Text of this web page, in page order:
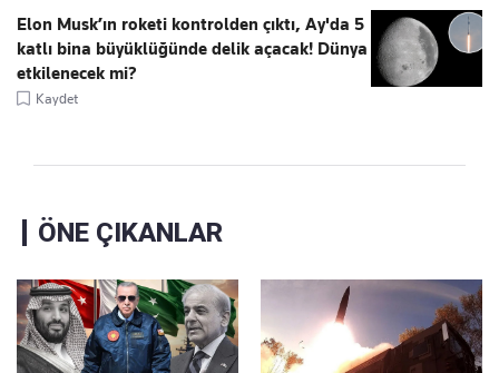
Elon Musk’ın roketi kontrolden çıktı, Ay'da 5
katlı bina büyüklüğünde delik açacak! Dünya
etkilenecek mi?
Kaydet
ÖNE ÇIKANLAR